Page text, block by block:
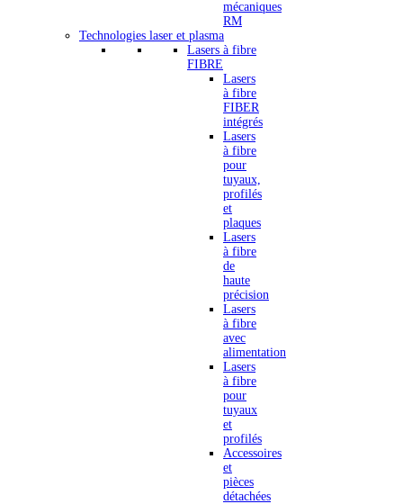
mécaniques
RM
Technologies laser et plasma
Lasers à fibre
FIBRE
Lasers
à fibre
FIBER
intégrés
Lasers
à fibre
pour
tuyaux,
profilés
et
plaques
Lasers
à fibre
de
haute
précision
Lasers
à fibre
avec
alimentation
Lasers
à fibre
pour
tuyaux
et
profilés
Accessoires
et
pièces
détachées